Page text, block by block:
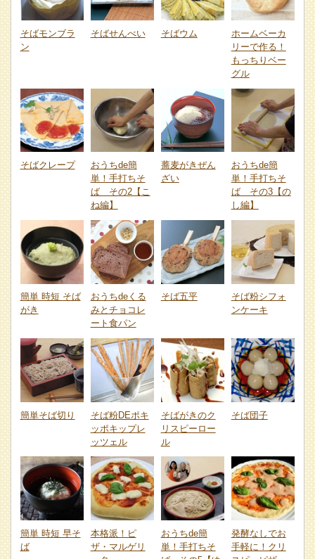
そばモンブラ
ン
そばせんべい そばウム
ホームベーカ
リーで作る！
もっちりベー
グル
そばクレープ
おうちde簡
単！手打ちそ
ば その2【こ
ね編】
蕎麦がきぜん
ざい
おうちde簡
単！手打ちそ
ば その3【の
し編】
簡単 時短 そば
がき
おうちdeくる
みとチョコレ
ート食パン
そば五平
そば粉シフォ
ンケーキ
簡単そば切り
そば粉DEポキ
ッポキップレ
ッツェル
そばがきのク
リスピーロー
ル
そば団子
簡単 時短 早そ
ば
本格派！ピ
ザ・マルゲリ
おうちde簡
単！手打ちそ
発酵なしでお
手軽に！クリ